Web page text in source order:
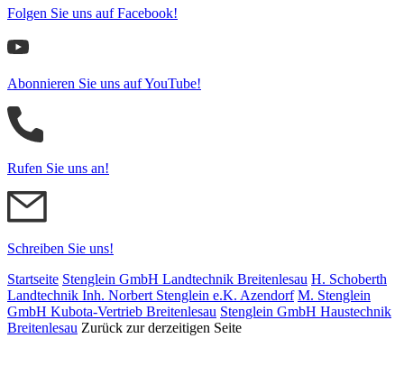
Folgen Sie uns auf Facebook!
Abonnieren Sie uns auf YouTube!
Rufen Sie uns an!
Schreiben Sie uns!
Startseite Stenglein GmbH Landtechnik Breitenlesau H. Schoberth
Land­tech­nik Inh. Norbert Stenglein e.K. Azendorf M. Stenglein
GmbH Kubota-Vertrieb Breitenlesau Stenglein GmbH Haustechnik
Breitenlesau Zurück zur derzeitigen Seite